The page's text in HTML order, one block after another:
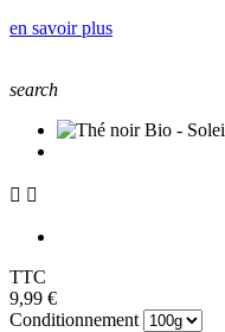
en savoir plus
search
 
TTC
9,99 €
Conditionnement